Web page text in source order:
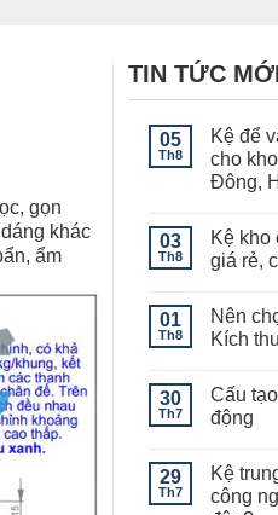
gọn
khác
ẩm
TIN TỨC
05
Th8
Kệ để
cho
Đông,
bình
luận
ở
vải
hạng
nặng
cho
kho
hàng
tại
Hà
Đông,
03
Th8
Kệ kho
giá rẻ,
bình
luận
ở
công
nghiệp
tại
giá
rẻ,
chất
01
Th8
Nên
Kích
bình
luận
ở
kệ
trung
tải
30
Th7
Cấu
động
bình
luận
ở
29
Th7
Kệ
công